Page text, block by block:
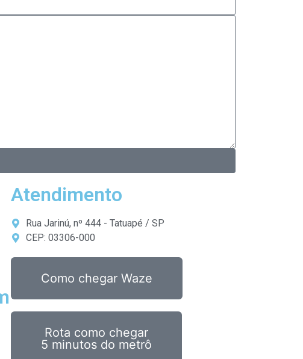
Atendimento
Rua Jarinú, nº 444 - Tatuapé / SP
CEP: 03306-000
Como chegar Waze
Rota como chegar
5 minutos do metrô